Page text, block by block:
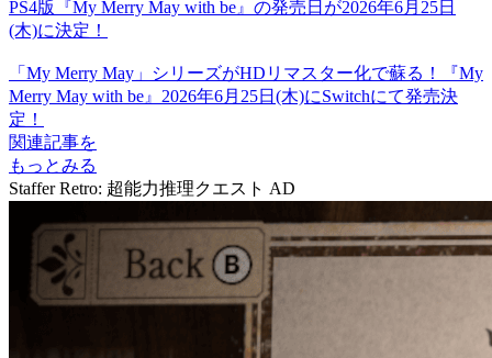
PS4版『My Merry May with be』の発売日が2026年6月25日
(木)に決定！
「My Merry May」シリーズがHDリマスター化で蘇る！『My
Merry May with be』2026年6月25日(木)にSwitchにて発売決
定！
関連記事を
もっとみる
Staffer Retro: 超能力推理クエスト AD